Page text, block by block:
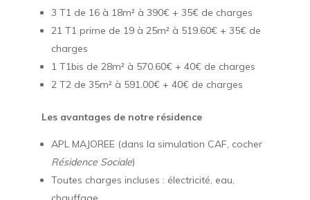
3 T1 de 16 à 18m² à 390€ + 35€ de charges
21 T1 prime de 19 à 25m² à 519.60€ + 35€ de
charges
1 T1bis de 28m² à 570.60€ + 40€ de charges
2 T2 de 35m² à 591.00€ + 40€ de charges
Les avantages de notre résidence
APL MAJOREE (dans la simulation CAF, cocher
Résidence Sociale)
Toutes charges incluses : électricité, eau,